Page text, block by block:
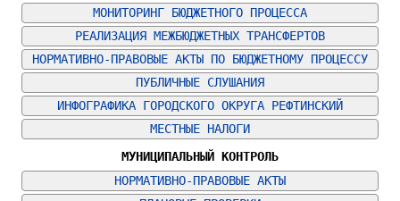
МОНИТОРИНГ БЮДЖЕТНОГО ПРОЦЕССА
РЕАЛИЗАЦИЯ МЕЖБЮДЖЕТНЫХ ТРАНСФЕРТОВ
НОРМАТИВНО-ПРАВОВЫЕ АКТЫ ПО БЮДЖЕТНОМУ ПРОЦЕССУ
ПУБЛИЧНЫЕ СЛУШАНИЯ
ИНФОГРАФИКА ГОРОДСКОГО ОКРУГА РЕФТИНСКИЙ
МЕСТНЫЕ НАЛОГИ
МУНИЦИПАЛЬНЫЙ КОНТРОЛЬ
НОРМАТИВНО-ПРАВОВЫЕ АКТЫ